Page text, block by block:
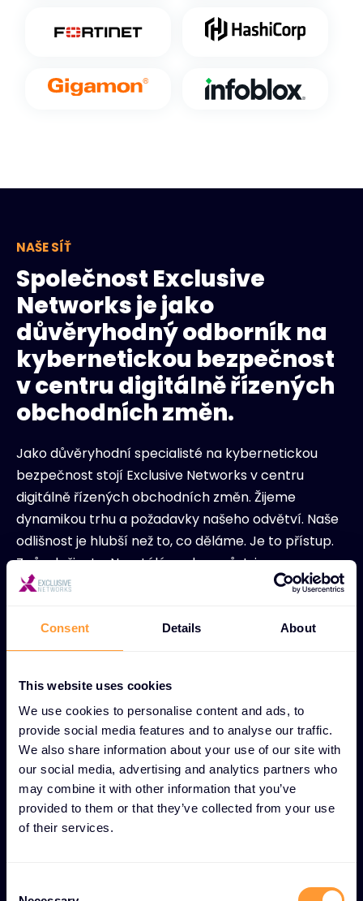
Consent Details About
This website uses cookies
We use cookies to personalise content and ads, to
provide social media features and to analyse our traffic.
We also share information about your use of our site with
our social media, advertising and analytics partners who
may combine it with other information that you’ve
provided to them or that they’ve collected from your use
of their services.
NAŠE SÍŤ
Společnost Exclusive
Networks je jako
důvěryhodný odborník na
kybernetickou bezpečnost
v centru digitálně řízených
obchodních změn.
Jako důvěryhodní specialisté na kybernetickou
bezpečnost stojí Exclusive Networks v centru
digitálně řízených obchodních změn. Žijeme
dynamikou trhu a požadavky našeho odvětví. Naše
odlišnost je hlubší než to, co děláme. Je to přístup.
Způsob života. Neustálá snaha o růst, inovace a
narušení. Vždy se odvažujeme být odlišní. Naše síť
může Exclusive Networks podpořit vaši cestu do
zcela důvěryhodného digitálního světa.
Staňte se partnerem